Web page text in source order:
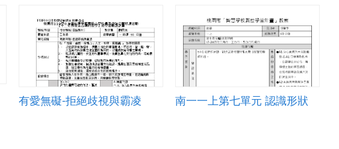
有愛無礙-拒絕歧視與霸凌 南一一上第七單元 認識形狀